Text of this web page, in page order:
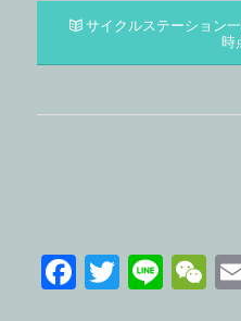
サイクルステーション
時
Facebook
Twitter
Line